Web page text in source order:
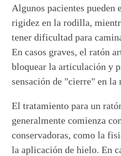
Algunos pacientes
rigidez en la rodilla,
tener dificultad para
En casos graves, el ratón
bloquear la articulación y
sensación de "cierre" en la
El tratamiento para un
generalmente comienza
conservadoras, como la
la aplicación de hielo. En